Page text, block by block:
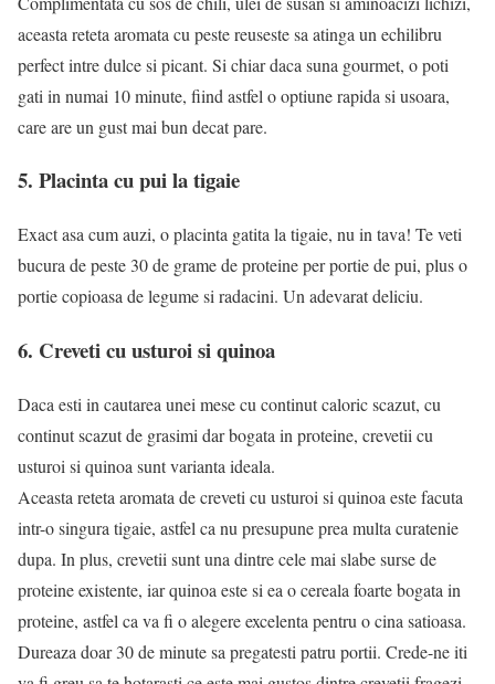
aceasta reteta aromata cu peste reuseste sa atinga un echilibru
perfect intre dulce si picant. Si chiar daca suna gourmet, o poti
gati in numai 10 minute, fiind astfel o optiune rapida si usoara,
care are un gust mai bun decat pare.
5. Placinta cu pui la tigaie
Exact asa cum auzi, o placinta gatita la tigaie, nu in tava! Te veti
bucura de peste 30 de grame de proteine per portie de pui, plus o
portie copioasa de legume si radacini. Un adevarat deliciu.
6. Creveti cu usturoi si quinoa
Daca esti in cautarea unei mese cu continut caloric scazut, cu
continut scazut de grasimi dar bogata in proteine, crevetii cu
usturoi si quinoa sunt varianta ideala.
Aceasta reteta aromata de creveti cu usturoi si quinoa este facuta
intr-o singura tigaie, astfel ca nu presupune prea multa curatenie
dupa. In plus, crevetii sunt una dintre cele mai slabe surse de
proteine existente, iar quinoa este si ea o cereala foarte bogata in
proteine, astfel ca va fi o alegere excelenta pentru o cina satioasa.
Dureaza doar 30 de minute sa pregatesti patru portii. Crede-ne iti